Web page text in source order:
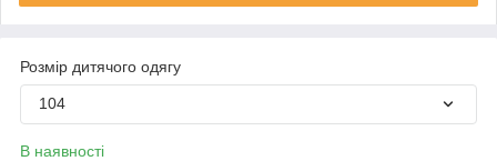
Розмір дитячого одягу
104
В наявності